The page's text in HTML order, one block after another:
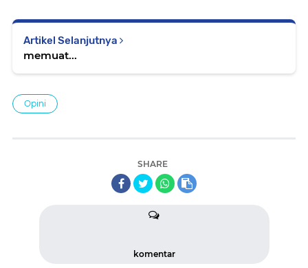
Artikel Selanjutnya
memuat...
Opini
SHARE
komentar